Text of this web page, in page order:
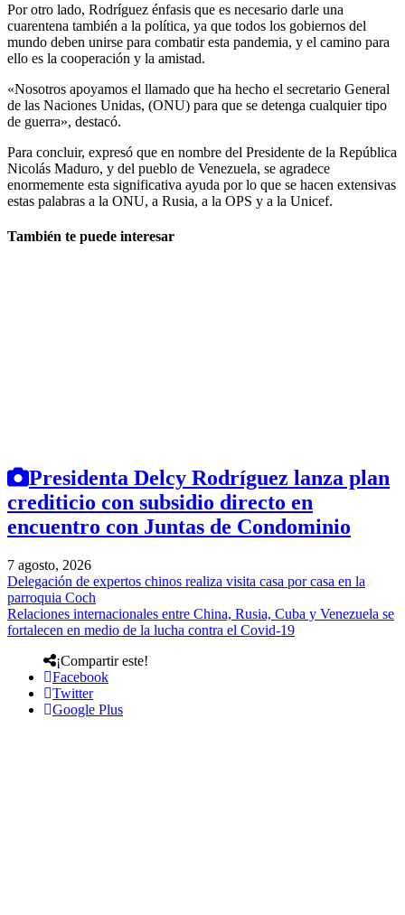
Por otro lado, Rodríguez énfasis que es necesario darle una
cuarentena también a la política, ya que todos los gobiernos del
mundo deben unirse para combatir esta pandemia, y el camino para
ello es la cooperación y la amistad.
«Nosotros apoyamos el llamado que ha hecho el secretario General
de las Naciones Unidas, (ONU) para que se detenga cualquier tipo
de guerra», destacó.
Para concluir, expresó que en nombre del Presidente de la República
Nicolás Maduro, y del pueblo de Venezuela, se agradece
enormemente esta significativa ayuda por lo que se hacen extensivas
estas palabras a la ONU, a Rusia, a la OPS y a la Unicef.
También te puede interesar
Presidenta Delcy Rodríguez lanza plan
crediticio con subsidio directo en
encuentro con Juntas de Condominio
7 agosto, 2026
Delegación de expertos chinos realiza visita casa por casa en la
parroquia Coch
Relaciones internacionales entre China, Rusia, Cuba y Venezuela se
fortalecen en medio de la lucha contra el Covid-19
¡Compartir este!
Facebook
Twitter
Google Plus